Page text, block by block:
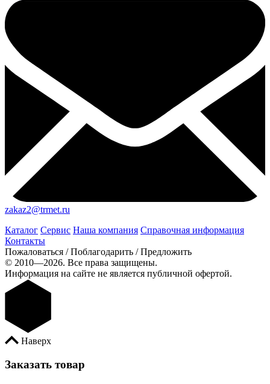
zakaz2@trmet.ru
Каталог Сервис Наша компания Справочная информация
Контакты
Пожаловаться / Поблагодарить / Предложить
© 2010—2026. Все права защищены.
Информация на сайте не является публичной офертой.
Наверх
Заказать товар